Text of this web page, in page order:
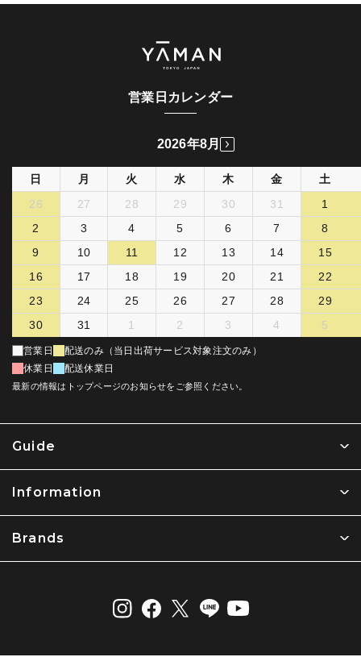
Guide
Information
Brands
営業日カレンダー
2026年8月
日 月 火 水 木 金
土
26
27 28 29 30 31
1
2
3 4 5 6 7
8
9
10 11 12 13 14
15
16
17 18 19 20 21
22
23
24 25 26 27 28
29
30
31 1 2 3 4 5
営業日
配送のみ（当日出荷サービス対象注文のみ）
休業日
配送休業日
最新の情報はトップページのお知らせをご参照ください。